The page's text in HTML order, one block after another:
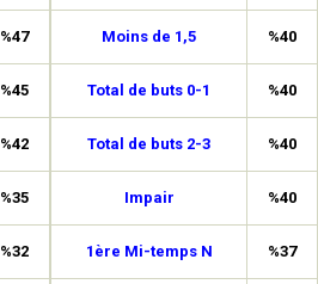
%47
%45
%42
%35
%32
Moins de 1,5 %40
Total de buts 0-1 %40
Total de buts 2-3 %40
Impair %40
1ère Mi-temps N %37